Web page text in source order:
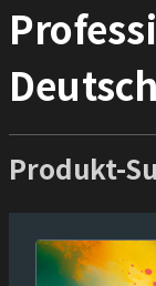
Deutsch
Produkt-